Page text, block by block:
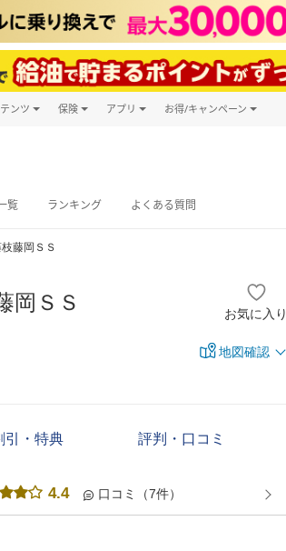
ンツ 保険 アプリ お得/キャンペーン
覧 ランキング よくある質問
藤岡ＳＳ
岡ＳＳ お気に入り
地図確認
引・特典 評判・口コミ
4.4 口コミ（7件）